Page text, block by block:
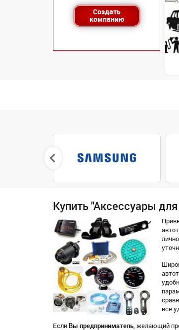
Создать
компанию
Купить "Аксессуары
все
Если Вы предприниматель , желающий